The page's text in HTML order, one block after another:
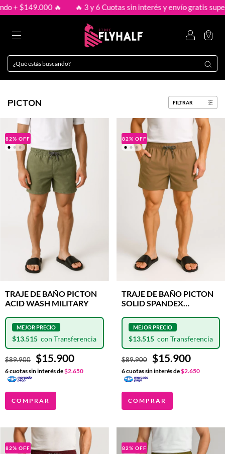
🔥 🔥 3 y 6 Cuotas sin interés y envío gratis superando +
0
PICTON FILTRAR
82% OFF
TRAJE DE BAÑO PICTON
ACID WASH MILITARY
$89.900 $15.900
$13.515
6cuotas sin interés de$2.650
COMPRAR
82% OFF
TRAJE DE BAÑO PICTON
SOLID SPANDEX
$89.900 $15.900
$13.515
6cuotas sin interés de$2.650
COMPRAR
82% OFF 82% OFF